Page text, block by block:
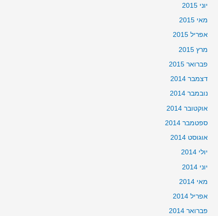
יוני 2015
מאי 2015
אפריל 2015
מרץ 2015
פברואר 2015
דצמבר 2014
נובמבר 2014
אוקטובר 2014
ספטמבר 2014
אוגוסט 2014
יולי 2014
יוני 2014
מאי 2014
אפריל 2014
פברואר 2014